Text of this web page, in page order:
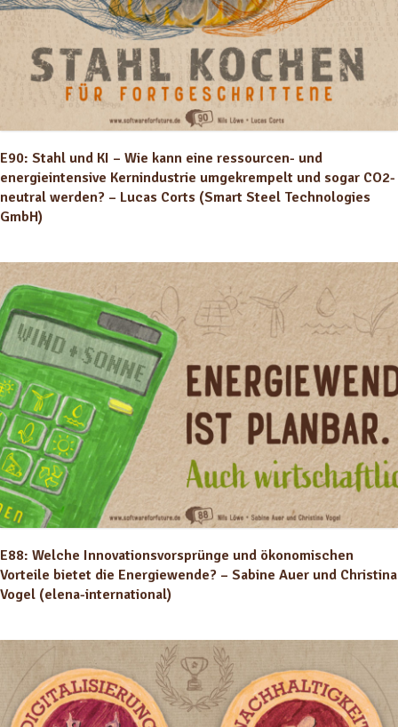
E90: Stahl und KI – Wie kann eine ressourcen- und
energieintensive Kernindustrie umgekrempelt und sogar CO2-
neutral werden? – Lucas Corts (Smart Steel Technologies
GmbH)
E88: Welche Innovationsvorsprünge und ökonomischen
Vorteile bietet die Energiewende? – Sabine Auer und Christina
Vogel (elena-international)